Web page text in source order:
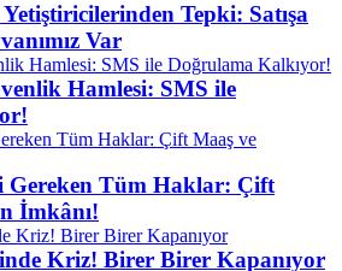
Tepki: Satışa
Var
Hamlesi: SMS ile
Gereken Tüm Haklar: Çift
İmkânı!
Kriz! Birer Birer Kapanıyor